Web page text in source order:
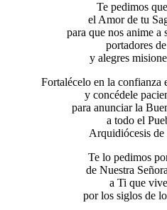
Te pedimos
el Amor de tu
para que nos anime a
portadores
y alegres
Fortalécelo en la confianza
y concédele
para anunciar la
a todo el
Arquidiócesis
Te lo pedimos
de Nuestra
a Ti que
por los siglos de